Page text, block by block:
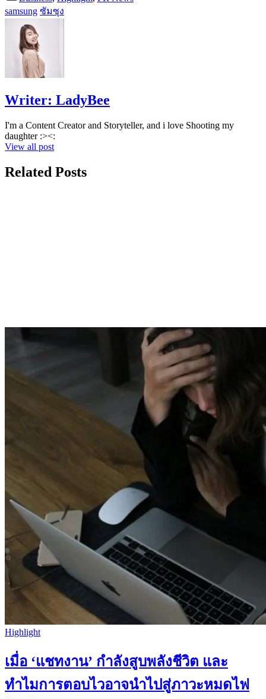
samsung ซัมซุง
Writer: LadyBee
I'm a Content Creator and Storyteller, and i love Shooting my
daughter :><:
View all post
Related Posts
Highlight
เมื่อ ‘แชทงาน’ กำลังสูบพลังชีวิต และ
ทำไมการตอบไวอาจนำไปสู่ภาวะหมดไฟ